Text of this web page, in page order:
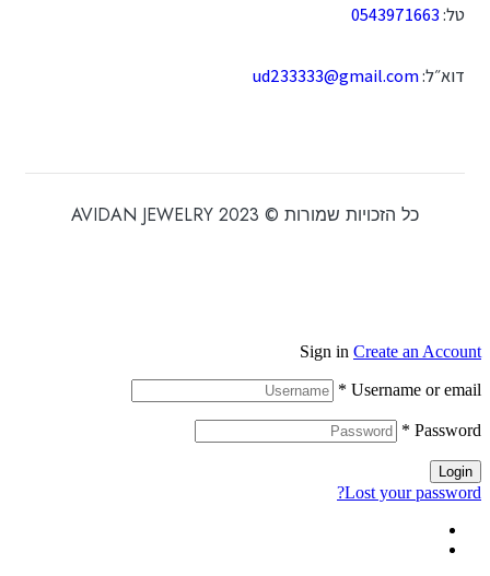
טל:0543971663
דוא״ל:ud233333@gmail.com
כל הזכויות שמורות © 2023 AVIDAN JEWELRY
Sign in Create an Account
Username or email
*
Password
*
Login
Lost your password?